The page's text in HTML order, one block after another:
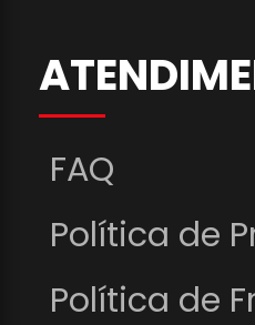
FAQ
Política de
Política de